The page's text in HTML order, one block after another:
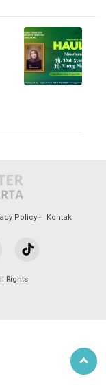
Policy Kontak
Rights